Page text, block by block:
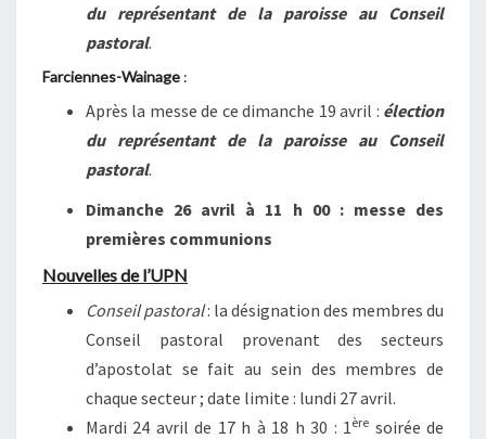
du représentant de la paroisse au Conseil
pastoral.
Farciennes-Wainage :
Après la messe de ce dimanche 19 avril : élection
du représentant de la paroisse au Conseil
pastoral.
Dimanche 26 avril à 11 h 00 : messe des
premières communions
Nouvelles de l’UPN
Conseil pastoral: la désignation des membres du
Conseil pastoral provenant des secteurs
d’apostolat se fait au sein des membres de
chaque secteur ; date limite : lundi 27 avril.
Mardi 24 avril de 17 h à 18 h 30 : 1ère soirée de